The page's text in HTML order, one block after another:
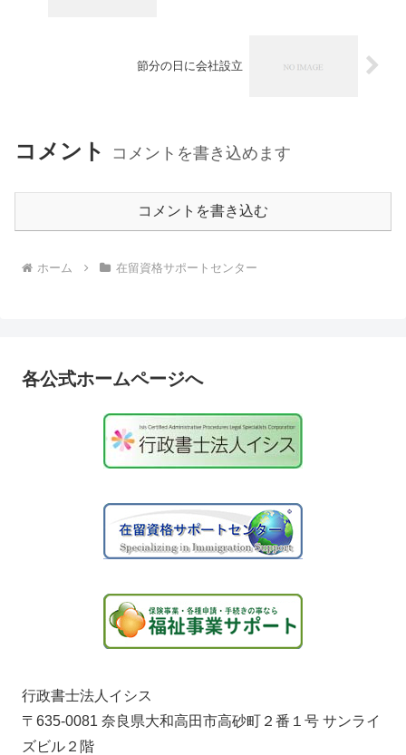
節分の日に会社設立
コメント コメントを書き込めます
コメントを書き込む
ホーム 在留資格サポートセンター
各公式ホームページへ
行政書士法人イシス
〒635-0081 奈良県大和高田市高砂町２番１号 サンライ
ズビル２階